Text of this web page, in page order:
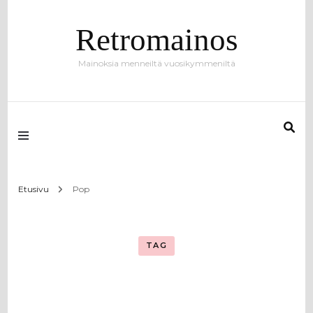
Retromainos
Mainoksia menneiltä vuosikymmeniltä
Etusivu Pop
TAG